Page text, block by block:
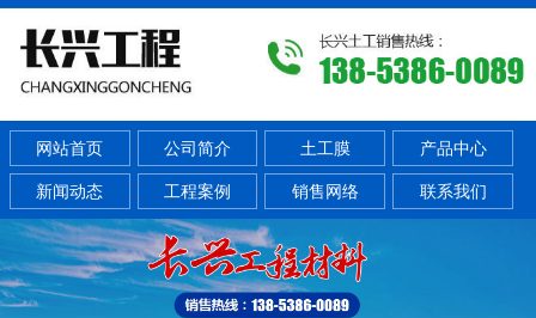
网站首页 公司简介 土工膜 产品中心
新闻动态 工程案例 销售网络 联系我们